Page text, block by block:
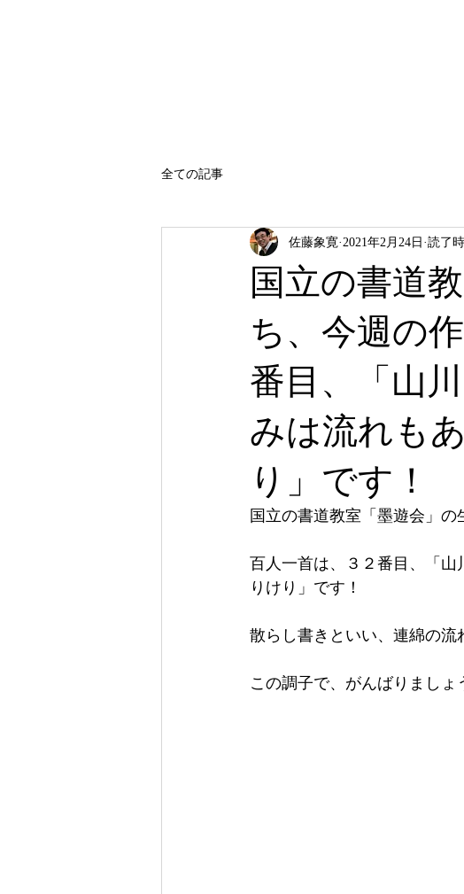
全ての記事
国立の書道
ち、今週の
番目、「山
みは流れも
り」です！
佐藤象寛 2021年2月24日 読了
国立の書道教室「墨遊会」の
百人一首は、３２番目、「
りけり」です！
散らし書きといい、連綿の流
この調子で、がんばりましょ